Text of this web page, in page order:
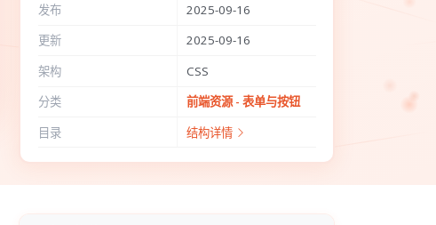
发布
2025-09-16
更新
2025-09-16
架构
CSS
分类
前端资源 - 表单与按钮
目录
结构详情